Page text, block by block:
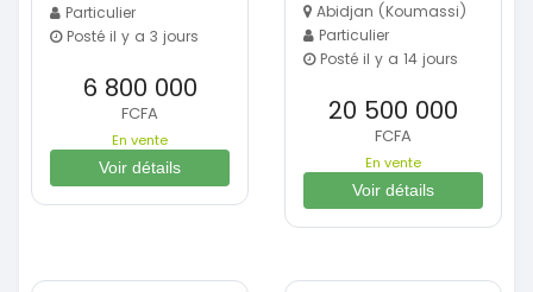
Particulier
Posté il y a 3 jours
6 800 000
FCFA
En vente
Voir détails
Abidjan (Koumassi)
Particulier
Posté il y a 14 jours
20 500 000
FCFA
En vente
Voir détails